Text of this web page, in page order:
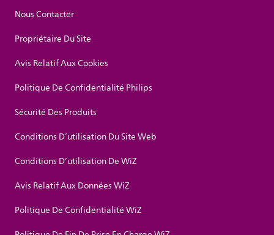
Nous Contacter
Propriétaire Du Site
Avis Relatif Aux Cookies
Politique De Confidentialité Philips
Sécurité Des Produits
Conditions D’utilisation Du Site Web
Conditions D’utilisation De WiZ
Avis Relatif Aux Données WiZ
Politique De Confidentialité WiZ